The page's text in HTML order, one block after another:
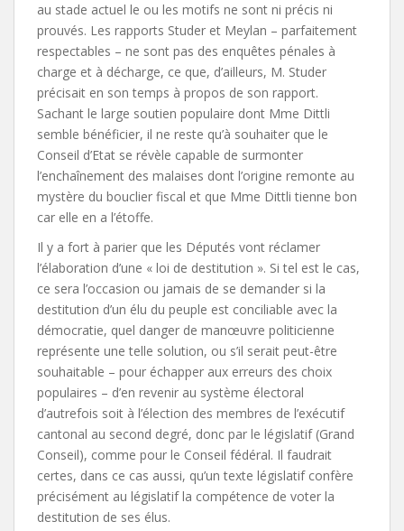
au stade actuel le ou les motifs ne sont ni précis ni
prouvés. Les rapports Studer et Meylan – parfaitement
respectables – ne sont pas des enquêtes pénales à
charge et à décharge, ce que, d’ailleurs, M. Studer
précisait en son temps à propos de son rapport.
Sachant le large soutien populaire dont Mme Dittli
semble bénéficier, il ne reste qu’à souhaiter que le
Conseil d’Etat se révèle capable de surmonter
l’enchaînement des malaises dont l’origine remonte au
mystère du bouclier fiscal et que Mme Dittli tienne bon
car elle en a l’étoffe.
Il y a fort à parier que les Députés vont réclamer
l’élaboration d’une « loi de destitution ». Si tel est le cas,
ce sera l’occasion ou jamais de se demander si la
destitution d’un élu du peuple est conciliable avec la
démocratie, quel danger de manœuvre politicienne
représente une telle solution, ou s’il serait peut-être
souhaitable – pour échapper aux erreurs des choix
populaires – d’en revenir au système électoral
d’autrefois soit à l’élection des membres de l’exécutif
cantonal au second degré, donc par le législatif (Grand
Conseil), comme pour le Conseil fédéral. Il faudrait
certes, dans ce cas aussi, qu’un texte législatif confère
précisément au législatif la compétence de voter la
destitution de ses élus.